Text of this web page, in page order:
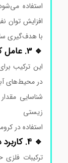
استفاده
افزایش توان
با هدف‌گیری
این ترکیب
در محیط‌های آبی
شناسایی
زیستی
استفاده در
ترکیبات فلزی